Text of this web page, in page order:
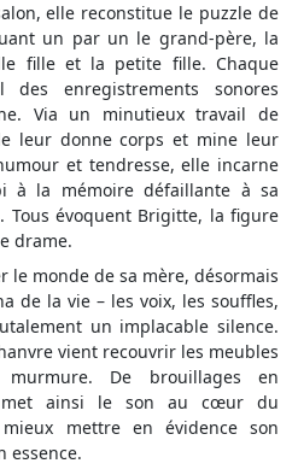
elle reconstitue le puzzle de
un par un le grand-père, la
fille et la petite fille. Chaque
enregistrements sonores
Via un minutieux travail de
leur donne corps et mine leur
et tendresse, elle incarne
à la mémoire défaillante à sa
Tous évoquent Brigitte, la figure
drame.
le monde de sa mère, désormais
de la vie – les voix, les souffles,
un implacable silence.
vient recouvrir les meubles
De brouillages en
met ainsi le son au cœur du
mettre en évidence son
essence.